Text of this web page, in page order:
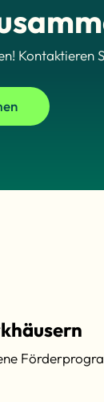
Kontaktieren